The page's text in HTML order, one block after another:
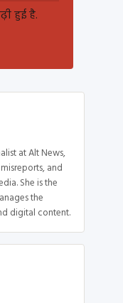
हुई है.
at Alt News,
and
She is the
the
digital content.